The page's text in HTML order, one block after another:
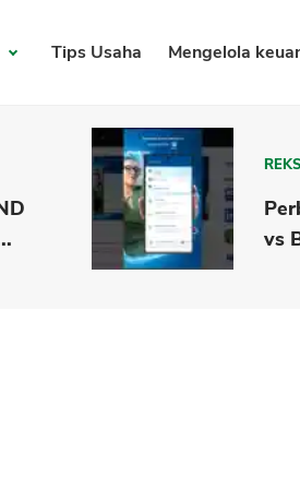
Tips Usaha Mengelola
vs